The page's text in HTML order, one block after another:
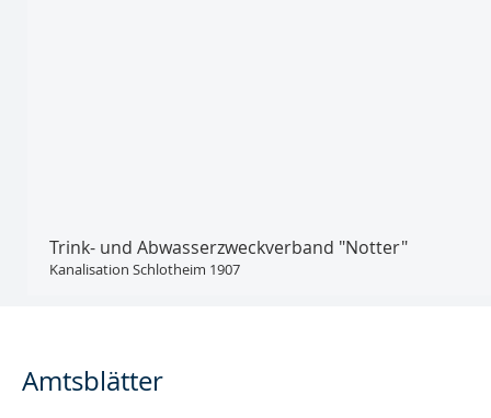
Trink- und Abwasser­zweckverband "Notter"
Kanalisation Schlotheim 1907
Amtsblätter